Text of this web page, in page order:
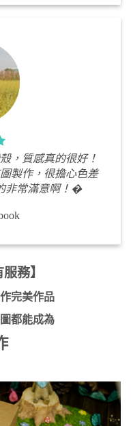
，質感真的很好！
製作，很擔心色差
非常滿意啊！�
務】
完美作品
都能成為